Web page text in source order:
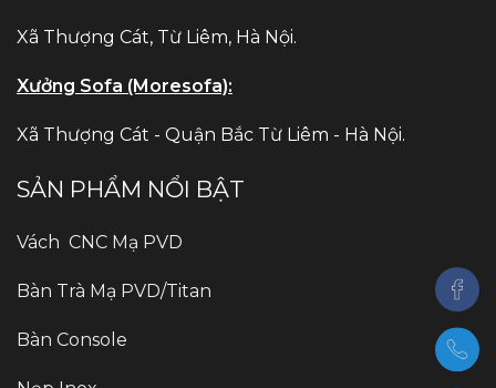
Xã Thượng Cát, Từ Liêm, Hà Nội.
Xưởng Sofa (Moresofa):
Xã Thượng Cát - Quận Bắc Từ Liêm - Hà Nội.
SẢN PHẨM NỔI BẬT
Vách CNC Mạ PVD
Bàn Trà Mạ PVD/Titan
Bàn Console